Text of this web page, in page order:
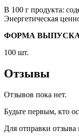
В 100 г продукта:
Энергетическая
ФОРМА
100 шт.
Отзывы
Отзывов пока нет.
Будьте первым, кто
Для отправки